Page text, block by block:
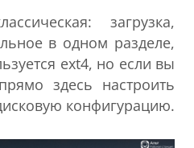
загрузка,
в одном разделе,
ext4, но если вы
здесь настроить
конфигурацию.